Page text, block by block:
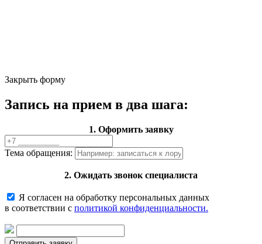
Закрыть форму
Запись на прием в два шага:
1. Оформить заявку
Тема обращения:
2. Ожидать звонок специалиста
Я согласен на обработку персональных данных
в соответствии с политикой конфиденциальности.